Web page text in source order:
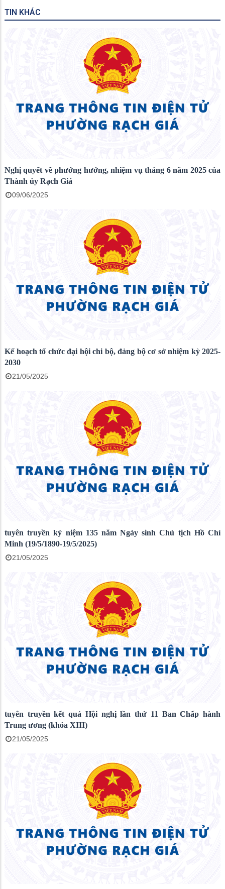
TIN KHÁC
Nghị quyết về phướng hướng, nhiệm vụ tháng 6 năm 2025 của
Thành ủy Rạch Giá
09/06/2025
Kế hoạch tổ chức đại hội chi bộ, đảng bộ cơ sở nhiệm kỳ 2025-
2030
21/05/2025
tuyên truyền kỷ niệm 135 năm Ngày sinh Chủ tịch Hồ Chí
Minh (19/5/1890-19/5/2025)
21/05/2025
tuyên truyền kết quả Hội nghị lần thứ 11 Ban Chấp hành
Trung ương (khóa XIII)
21/05/2025